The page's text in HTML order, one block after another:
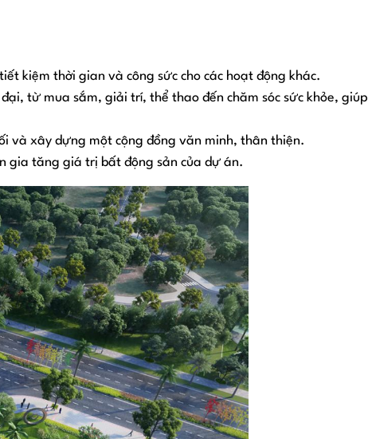
kiệm thời gian và công sức cho các hoạt động khác.
từ mua sắm, giải trí, thể thao đến chăm sóc sức khỏe, giúp
và xây dựng một cộng đồng văn minh, thân thiện.
gia tăng giá trị bất động sản của dự án.